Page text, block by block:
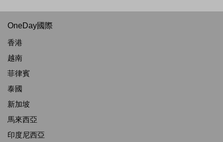
OneDay國際
香港
越南
菲律賓
泰國
新加坡
馬來西亞
印度尼西亞